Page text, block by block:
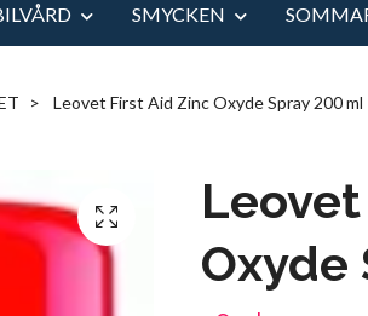
SMYCKEN
Leovet First Aid Zinc Oxyde Spray 200 ml
Oxyde